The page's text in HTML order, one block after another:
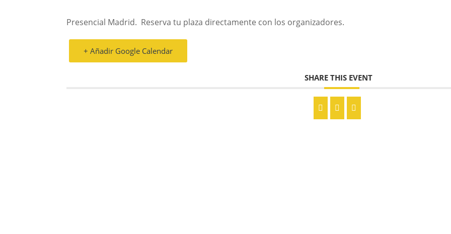
Presencial Madrid. Reserva tu plaza directamente con los organizadores.
+ Añadir Google Calendar
SHARE THIS EVENT